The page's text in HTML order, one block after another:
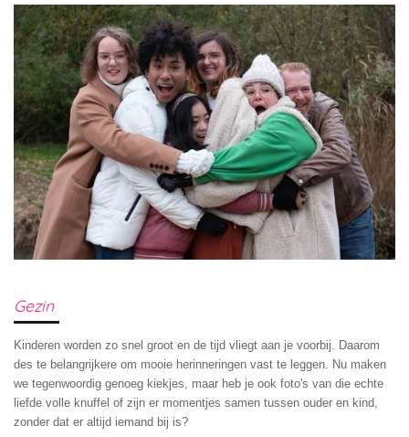
Gezin
Kinderen worden zo snel groot en de tijd vliegt aan je voorbij. Daarom
des te belangrijkere om mooie herinneringen vast te leggen. Nu maken
we tegenwoordig genoeg kiekjes, maar heb je ook foto's van die echte
liefde volle knuffel of zijn er momentjes samen tussen ouder en kind,
zonder dat er altijd iemand bij is?